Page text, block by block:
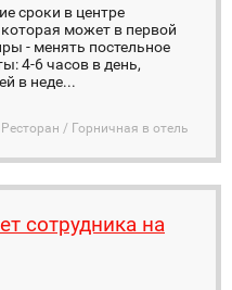
сроки в центре
может в первой
- менять постельное
4-6 часов в день,
в неде...
/ Горничная в отель
сотрудника на